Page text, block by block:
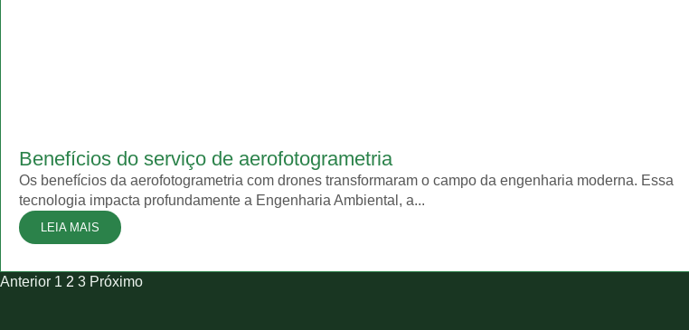
Benefícios do serviço de aerofotogrametria
Os benefícios da aerofotogrametria com drones transformaram o campo da engenharia moderna. Essa
tecnologia impacta profundamente a Engenharia Ambiental, a...
LEIA MAIS
Anterior 1 2 3 Próximo